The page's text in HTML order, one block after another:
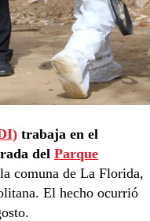
trabaja en el
del Parque
comuna de La Florida,
El hecho ocurrió